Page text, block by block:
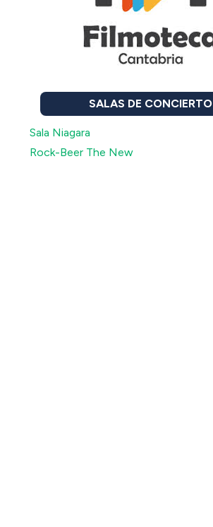
SALAS DE CONCIERTO
Sala Niagara
Rock-Beer The New